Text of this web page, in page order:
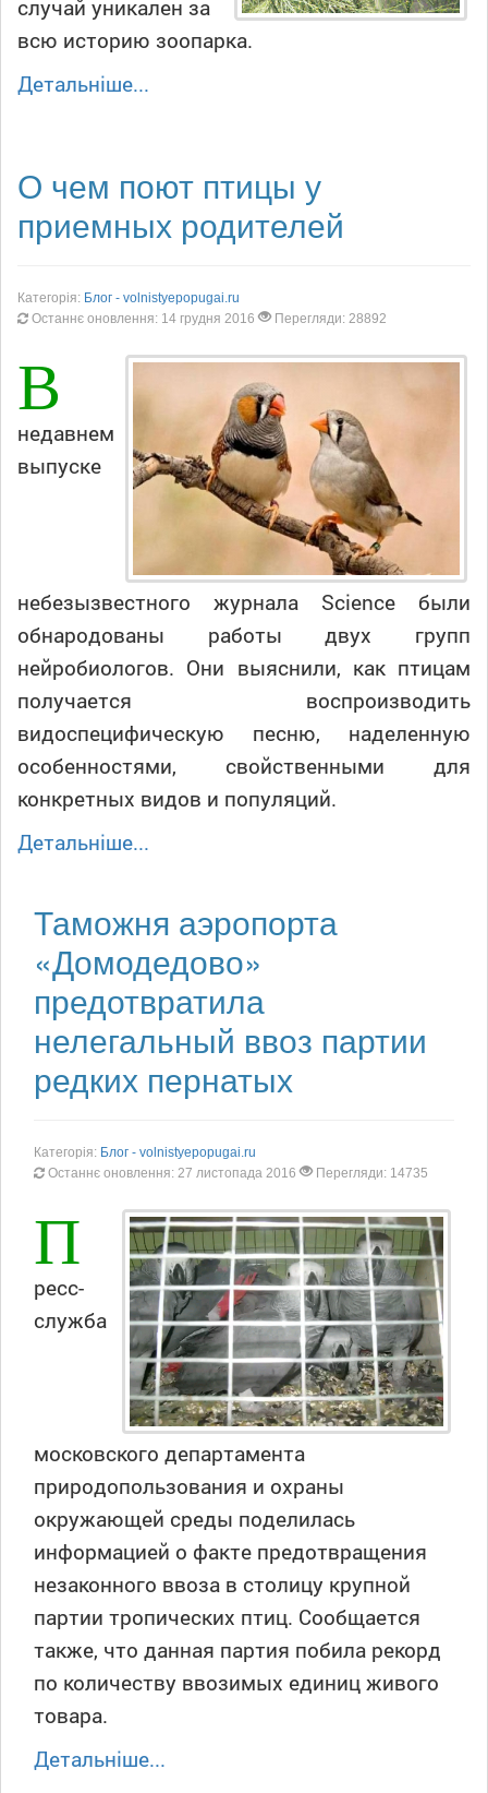
случай уникален за
всю историю зоопарка.
Детальніше...
О чем поют птицы у
приемных родителей
Категорія: Блог - volnistyepopugai.ru
Останнє оновлення: 14 грудня 2016
Перегляди: 28892
В
недавнем
выпуске
небезызвестного журнала Science были
обнародованы работы двух групп
нейробиологов. Они выяснили, как птицам
получается воспроизводить
видоспецифическую песню, наделенную
особенностями, свойственными для
конкретных видов и популяций.
Детальніше...
Таможня аэропорта
«Домодедово»
предотвратила
нелегальный ввоз партии
редких пернатых
Категорія: Блог - volnistyepopugai.ru
Останнє оновлення: 27 листопада 2016
Перегляди: 14735
П
ресс-
служба
московского департамента
природопользования и охраны
окружающей среды поделилась
информацией о факте предотвращения
незаконного ввоза в столицу крупной
партии тропических птиц. Сообщается
также, что данная партия побила рекорд
по количеству ввозимых единиц живого
товара.
Детальніше...